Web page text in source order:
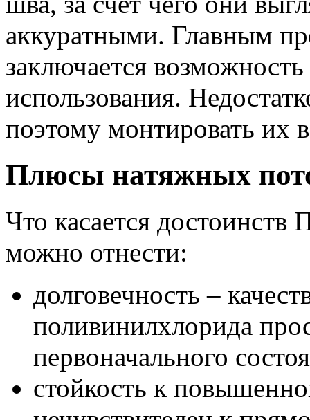
аккуратными. Главным
заключается
использования.
поэтому монтировать их
Плюсы натяжных
Что касается
можно отнести:
долговечность –
поливинилхлорида
первоначального
стойкость к